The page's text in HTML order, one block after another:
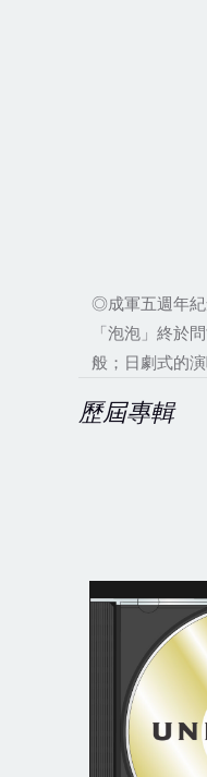
◎成軍五週年紀
「泡泡」終於
般；日劇式的
歷屆專輯